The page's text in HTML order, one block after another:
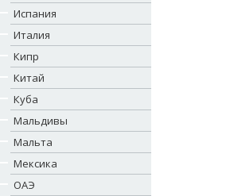
Испания
Италия
Кипр
Китай
Куба
Мальдивы
Мальта
Мексика
ОАЭ